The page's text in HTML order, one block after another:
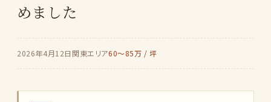
めました
2026年4月12日 関東エリア60〜85万 / 坪